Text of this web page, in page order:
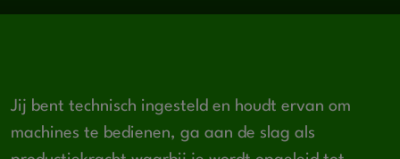
Jij bent technisch ingesteld en houdt ervan om
machines te bedienen, ga aan de slag als